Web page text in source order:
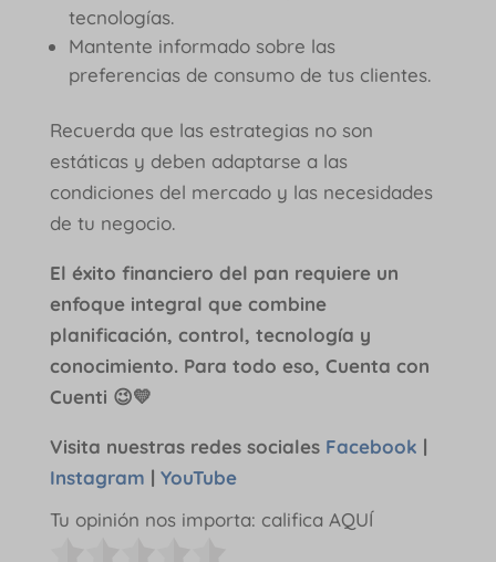
tecnologías.
Mantente informado sobre las
preferencias de consumo de tus clientes.
Recuerda que las estrategias no son
estáticas y deben adaptarse a las
condiciones del mercado y las necesidades
de tu negocio.
El éxito financiero del pan requiere un
enfoque integral que combine
planificación, control, tecnología y
conocimiento. Para todo eso, Cuenta con
Cuenti 😉💛
Visita nuestras redes sociales Facebook |
Instagram | YouTube
Tu opinión nos importa: califica AQUÍ